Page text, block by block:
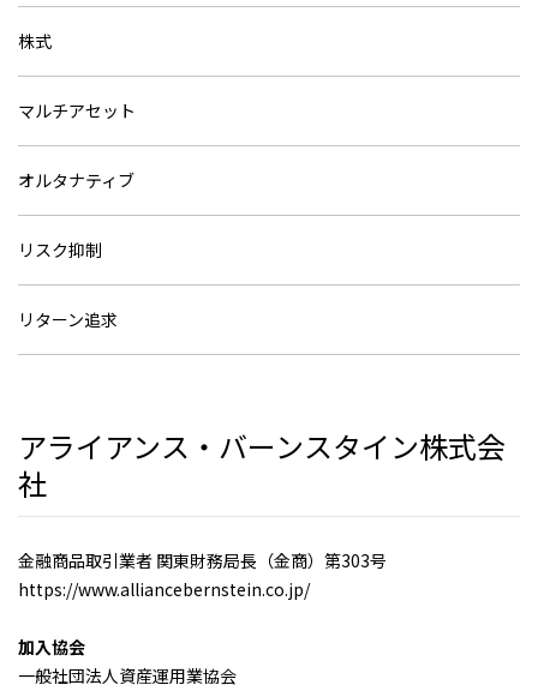
株式
マルチアセット
オルタナティブ
リスク抑制
リターン追求
アライアンス・バーンスタイン株式会
社
金融商品取引業者 関東財務局長（金商）第303号
https://www.alliancebernstein.co.jp/
加入協会
一般社団法人資産運用業協会